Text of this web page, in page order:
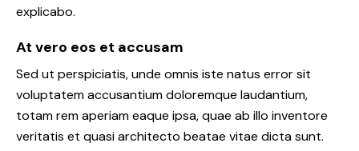
explicabo.
At vero eos et accusam
Sed ut perspiciatis, unde omnis iste natus error sit
voluptatem accusantium doloremque laudantium,
totam rem aperiam eaque ipsa, quae ab illo inventore
veritatis et quasi architecto beatae vitae dicta sunt.